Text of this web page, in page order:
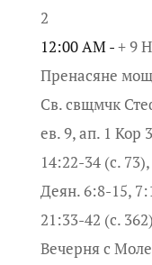
2
12:00 AM -+ 9
Пренасяне
Св. свщмчк
ев. 9, ап. 1 Кор
14:22-34 (с.
Деян. 6:8-15,
21:33-42 (с.
Вечерня с